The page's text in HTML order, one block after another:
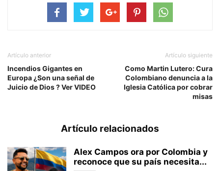
Artículo anterior
Incendios Gigantes en
Europa ¿Son una señal de
Juicio de Dios ? Ver VIDEO
Artículo siguiente
Como Martin Lutero: Cura
Colombiano denuncia a la
Iglesia Católica por cobrar
misas
Artículo relacionados
Alex Campos ora por Colombia y
reconoce que su país necesita...